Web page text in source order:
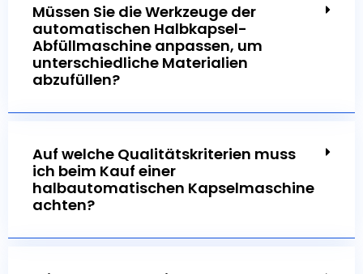
Müssen Sie die Werkzeuge der
automatischen Halbkapsel-
Abfüllmaschine anpassen, um
unterschiedliche Materialien
abzufüllen?
Auf welche Qualitätskriterien muss
ich beim Kauf einer
halbautomatischen Kapselmaschine
achten?